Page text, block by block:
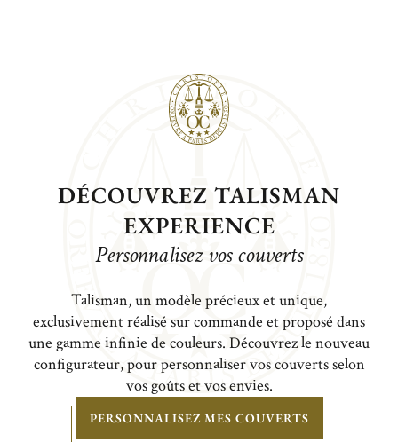
DÉCOUVREZ TALISMAN
EXPERIENCE
Personnalisez vos couverts
Talisman, un modèle précieux et unique,
exclusivement réalisé sur commande et proposé dans
une gamme infinie de couleurs. Découvrez le nouveau
configurateur, pour personnaliser vos couverts selon
vos goûts et vos envies.
PERSONNALISEZ MES COUVERTS